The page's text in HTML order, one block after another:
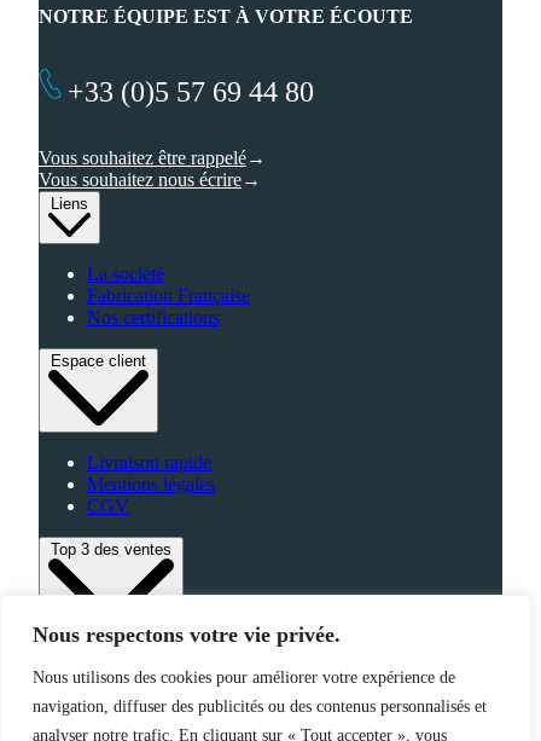
Nous respectons votre vie privée.
Nous utilisons des cookies pour améliorer votre expérience de
navigation, diffuser des publicités ou des contenus personnalisés et
analyser notre trafic. En cliquant sur « Tout accepter », vous
Liens
La société
Fabrication Française
Nos certifications
Espace client
Livraison rapide
Mentions légales
CGV
Top 3 des ventes
High-Tech
Fabriqué en France
NOTRE ÉQUIPE EST À VOTRE ÉCOUTE
+33 (0)5 57 69 44 80
Vous souhaitez être rappelé
Vous souhaitez nous écrire